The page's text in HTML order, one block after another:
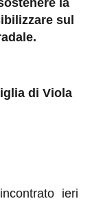
sul
di Viola
ieri